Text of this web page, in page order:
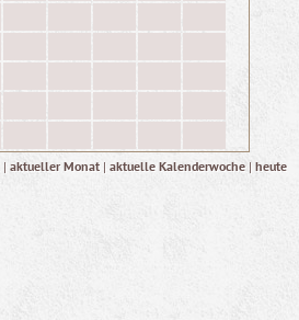
| aktueller Monat | aktuelle Kalenderwoche| heute